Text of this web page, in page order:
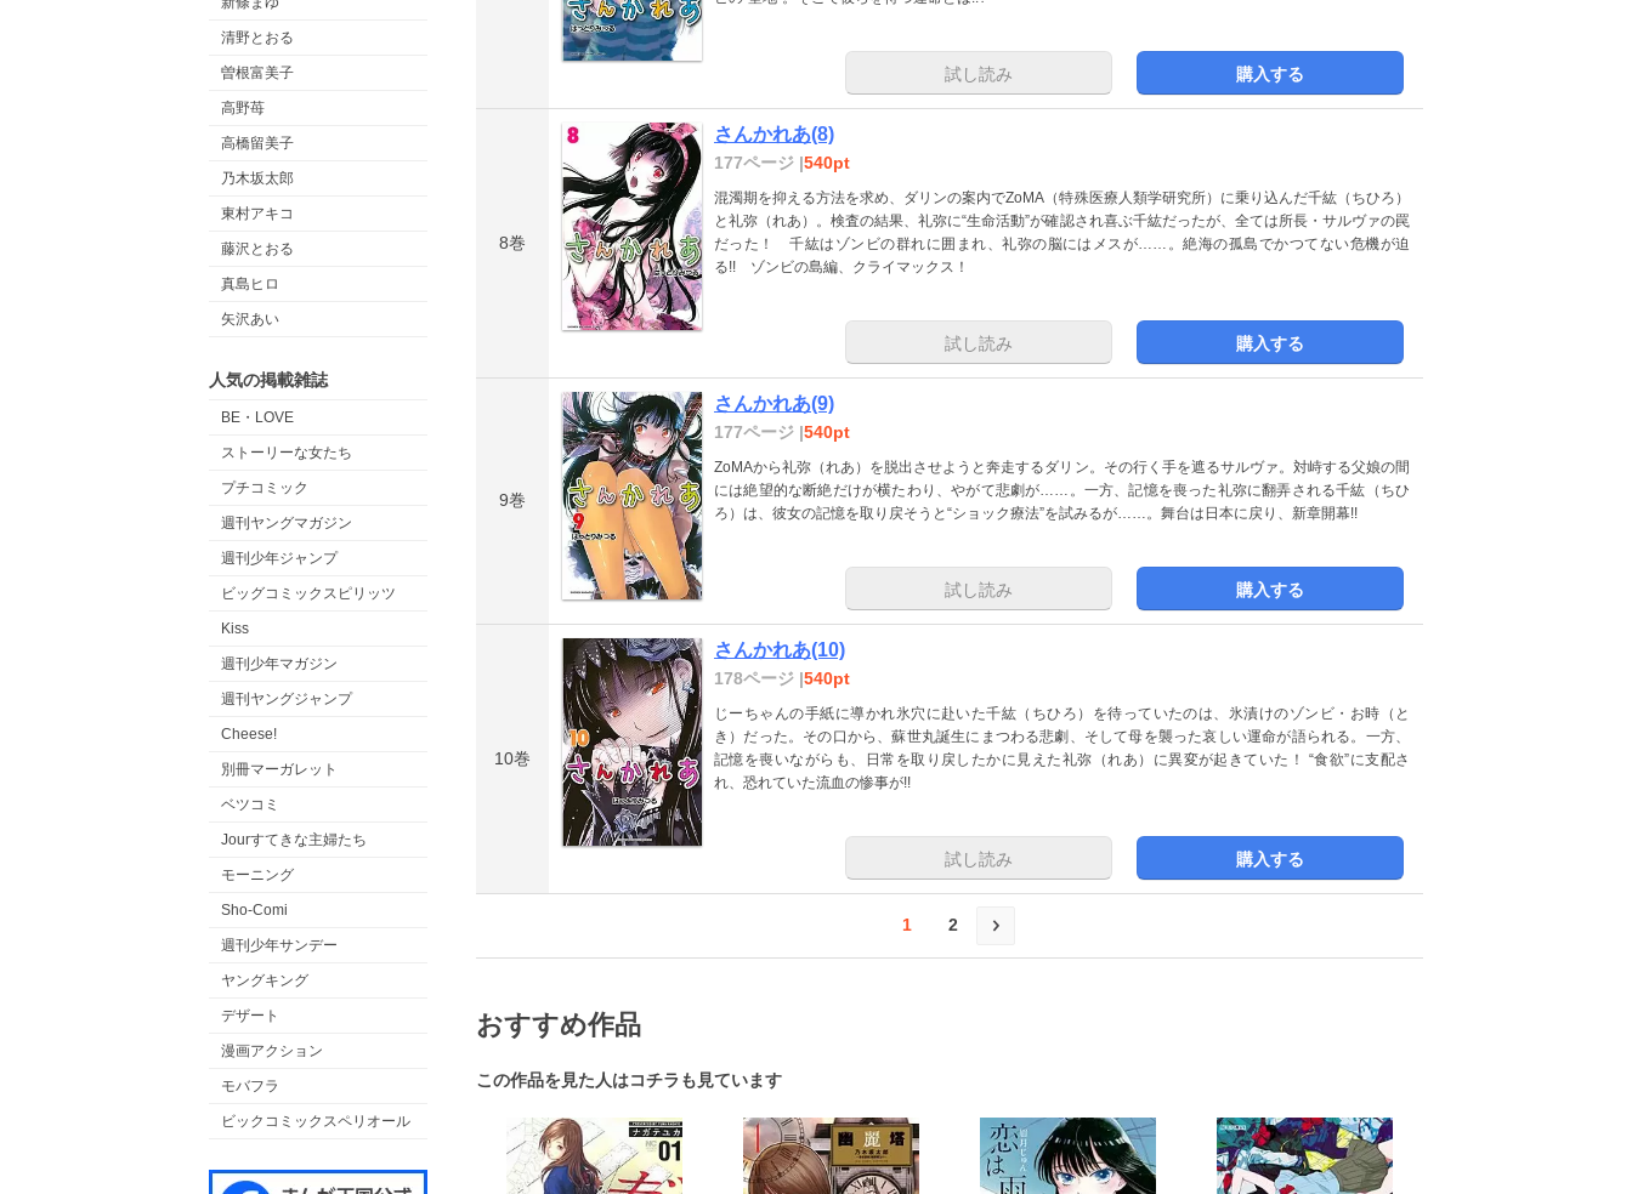
清野とおる
曽根富美子
高野苺
高橋留美子
乃木坂太郎
東村アキコ
藤沢とおる
真島ヒロ
矢沢あい
人気の掲載雑誌
BE・LOVE
ストーリーな女たち
プチコミック
週刊ヤングマガジン
週刊少年ジャンプ
ビッグコミックスピリッツ
Kiss
週刊少年マガジン
週刊ヤングジャンプ
Cheese!
別冊マーガレット
ベツコミ
Jourすてきな主婦たち
モーニング
Sho-Comi
週刊少年サンデー
ヤングキング
デザート
漫画アクション
モバフラ
ビックコミックスペリオール
試し読み 購入する
8巻
さんかれあ(8)
177ページ |540pt
混濁期を抑える方法を求め、ダリンの案内でZoMA（特殊医療人類学研究所）に乗り込んだ千紘（ちひろ）
と礼弥（れあ）。検査の結果、礼弥に“生命活動”が確認され喜ぶ千紘だったが、全ては所長・サルヴァの罠
だった！ 千紘はゾンビの群れに囲まれ、礼弥の脳にはメスが……。絶海の孤島でかつてない危機が迫
る!! ゾンビの島編、クライマックス！
試し読み 購入する
9巻
さんかれあ(9)
177ページ |540pt
ZoMAから礼弥（れあ）を脱出させようと奔走するダリン。その行く手を遮るサルヴァ。対峙する父娘の間
には絶望的な断絶だけが横たわり、やがて悲劇が……。一方、記憶を喪った礼弥に翻弄される千紘（ちひ
ろ）は、彼女の記憶を取り戻そうと“ショック療法”を試みるが……。舞台は日本に戻り、新章開幕!!
試し読み 購入する
10巻
さんかれあ(10)
178ページ |540pt
じーちゃんの手紙に導かれ氷穴に赴いた千紘（ちひろ）を待っていたのは、氷漬けのゾンビ・お時（と
き）だった。その口から、蘇世丸誕生にまつわる悲劇、そして母を襲った哀しい運命が語られる。一方、
記憶を喪いながらも、日常を取り戻したかに見えた礼弥（れあ）に異変が起きていた！ “食欲”に支配さ
れ、恐れていた流血の惨事が!!
試し読み 購入する
1 2
おすすめ作品
この作品を見た人はコチラも見ています